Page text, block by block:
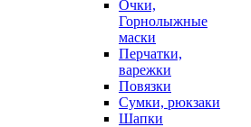
Очки,
Горнолыжные
маски
Перчатки,
варежки
Повязки
Сумки, рюкзаки
Шапки